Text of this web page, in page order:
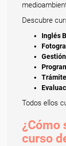
Descubre
Inglés
Todos ellos
¿Cómo
curso